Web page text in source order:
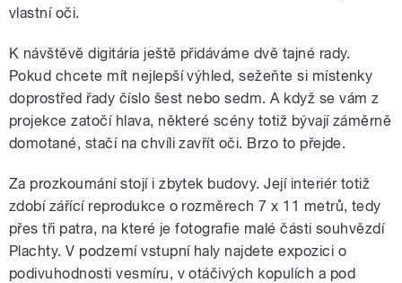
vlastní oči.
K návštěvě digitária ještě přidáváme dvě tajné rady.
Pokud chcete mít nejlepší výhled, sežeňte si místenky
doprostřed řady číslo šest nebo sedm. A když se vám z
projekce zatočí hlava, některé scény totiž bývají záměrně
domotané, stačí na chvíli zavřít oči. Brzo to přejde.
Za prozkoumání stojí i zbytek budovy. Její interiér totiž
zdobí zářící reprodukce o rozměrech 7 x 11 metrů, tedy
přes tři patra, na které je fotografie malé části souhvězdí
Plachty. V podzemí vstupní haly najdete expozici o
podivuhodnosti vesmíru, v otáčivých kopulích a pod